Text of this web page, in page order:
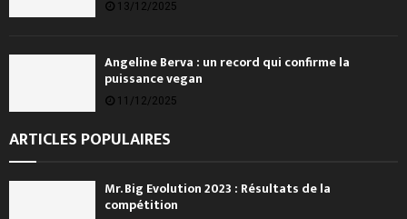
13/12/2025
Angeline Berva : un record qui confirme la
puissance vegan
11/12/2025
ARTICLES POPULAIRES
Mr. Big Evolution 2023 : Résultats de la
compétition